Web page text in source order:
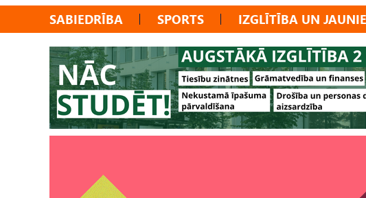
SABIEDRĪBA SPORTS IZGLĪTĪBA UN